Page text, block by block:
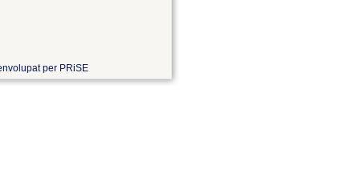
per PRiSE